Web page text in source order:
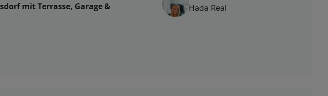
mit Terrasse, Garage &
Hada Real